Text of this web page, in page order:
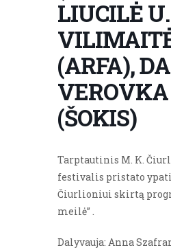
LIUCILĖ U.
(ARFA),
VEROVKA
(ŠOKIS)
Tarptautinis M. K.
festivalis pristato
Čiurlioniui skirtą
meilė” .
Dalyvauja: Anna